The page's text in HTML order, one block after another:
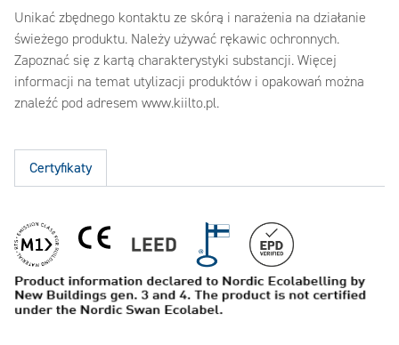
Unikać zbędnego kontaktu ze skórą i narażenia na działanie
świeżego produktu. Należy używać rękawic ochronnych.
Zapoznać się z kartą charakterystyki substancji. Więcej
informacji na temat utylizacji produktów i opakowań można
znaleźć pod adresem www.kiilto.pl.
Certyfikaty